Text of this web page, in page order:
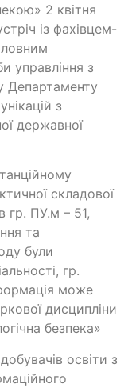
2 квітня
із фахівцем-
управління з
Департаменту
з
державної
складової
гр. ПУ.м – 51,
та
були
гр.
може
дисципліни
безпека»
освіти з